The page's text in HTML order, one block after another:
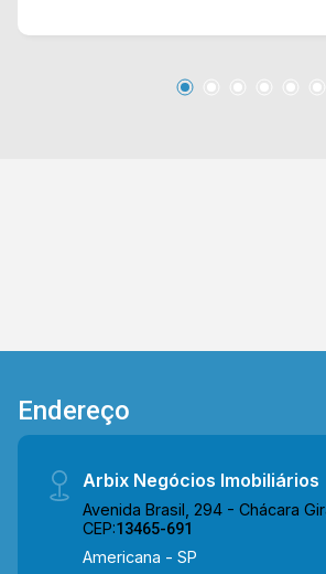
de comércio. Entre em contato com a nossa
Telefone Arbix: (19) 3475-4546 ARBIX IMÓVEIS
Endereço
Arbix Negócios Imobiliários
Avenida Brasil, 294 - Chácara
CEP:13465-691
Americana - SP